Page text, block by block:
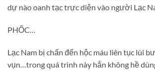
dự nào oanh tạc trực diện vào người Lạc
PHỐC…
Lạc Nam bị chấn đến hộc máu liên tục lùi
vụn…trong quá trình này hắn không hề